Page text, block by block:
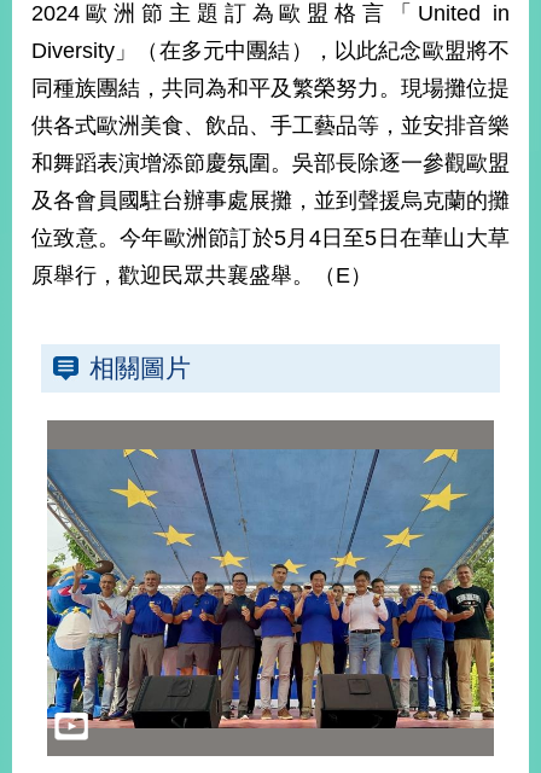
國
與
地
區
國
際
播
資
開
為
民
本
部
相
關
網
2024歐洲節主題訂為歐盟格言「United in
Diversity」（在多元中團結），以此紀念歐盟將不
同種族團結，共同為和平及繁榮努力。現場攤位提
供各式歐洲美食、飲品、手工藝品等，並安排音樂
和舞蹈表演增添節慶氛圍。吳部長除逐一參觀歐盟
及各會員國駐台辦事處展攤，並到聲援烏克蘭的攤
位致意。今年歐洲節訂於5月4日至5日在華山大草
原舉行，歡迎民眾共襄盛舉。（E）
相關圖片